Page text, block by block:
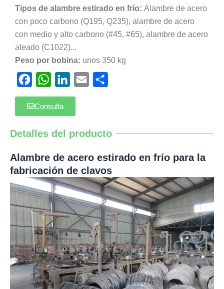
Tipos de alambre estirado en frío: Alambre de acero
con poco carbono (Q195, Q235), alambre de acero
con medio y alto carbono (#45, #65), alambre de acero
aleado (C1022)...
Peso por bobina: unos 350 kg
FacebookWhatsAppLinkedIn
Email
Consulta
Detalles del producto
Alambre de acero estirado en frío para la
fabricación de clavos